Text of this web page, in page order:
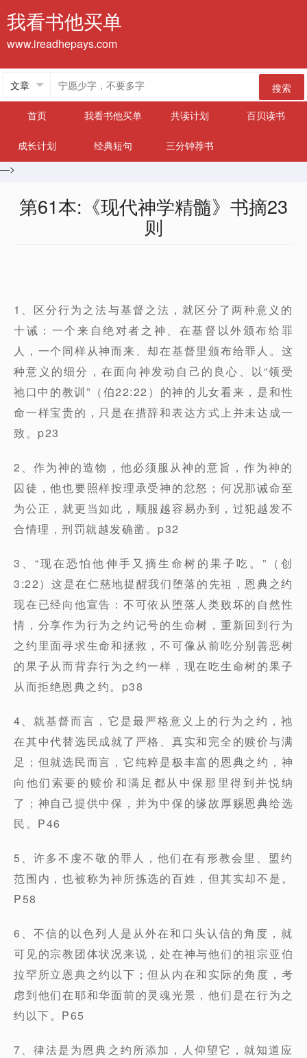
我看书他买单
www.ireadhepays.com
搜索
首页
我看书他买单 共读计划 百贝读书
成长计划 经典短句
三分钟荐书
—>
第61本:《现代神学精髓》书摘23
则
1、区分行为之法与基督之法，就区分了两种意义的
十诫：一个来自绝对者之神、在基督以外颁布给罪
人，一个同样从神而来、却在基督里颁布给罪人。这
种意义的细分，在面向神发动自己的良心、以“领受
祂口中的教训”（伯22:22）的神的儿女看来，是和性
命一样宝贵的，只是在措辞和表达方式上并未达成一
致。p23
2、作为神的造物，他必须服从神的意旨，作为神的
囚徒，他也要照样按理承受神的忿怒；何况那诫命至
为公正，就更当如此，顺服越容易办到，过犯越发不
合情理，刑罚就越发确凿。p32
3、“现在恐怕他伸手又摘生命树的果子吃。”（创
3:22）这是在仁慈地提醒我们堕落的先祖，恩典之约
现在已经向他宣告：不可依从堕落人类败坏的自然性
情，分享作为行为之约记号的生命树，重新回到行为
之约里面寻求生命和拯救，不可像从前吃分别善恶树
的果子从而背弃行为之约一样，现在吃生命树的果子
从而拒绝恩典之约。p38
4、就基督⽽⾔，它是最严格意义上的⾏为之约，祂
在其中代替选⺠成就了严格、真实和完全的赎价与满
⾜；但就选⺠⽽⾔，它纯粹是极丰富的恩典之约，神
向他们索要的赎价和满⾜都从中保那⾥得到并悦纳
了；神⾃⼰提供中保，并为中保的缘故厚赐恩典给选
⺠。P46
5、许多不虔不敬的罪⼈，他们在有形教会⾥、盟约
范围内，也被称为神所拣选的百姓，但其实却不是。
P58
6、不信的以⾊列⼈是从外在和⼝头认信的⻆度，就
可⻅的宗教团体状况来说，处在神与他们的祖宗亚伯
拉罕所⽴恩典之约以下；但从内在和实际的⻆度，考
虑到他们在耶和华⾯前的灵魂光景，他们是在⾏为之
约以下。P65
7、律法是为恩典之约所添加，⼈仰望它，就知道应